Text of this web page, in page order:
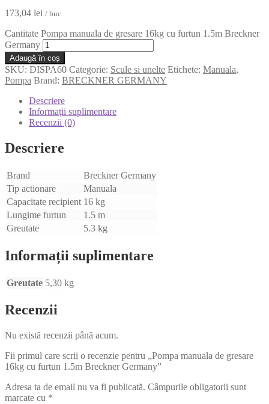
173,04 lei / buc
Cantitate Pompa manuala de gresare 16kg cu furtun 1.5m Breckner
Germany
Adaugă în coș
SKU: DISPA60 Categorie: Scule si unelte Etichete: Manuala,
Pompa Brand: BRECKNER GERMANY
Descriere
Informații suplimentare
Recenzii (0)
Descriere
Brand
Breckner Germany
Tip actionare
Manuala
Capacitate recipient 16 kg
Lungime furtun
1.5 m
Greutate
5.3 kg
Informații suplimentare
Greutate 5,30 kg
Recenzii
Nu există recenzii până acum.
Fii primul care scrii o recenzie pentru „Pompa manuala de gresare
16kg cu furtun 1.5m Breckner Germany”
Adresa ta de email nu va fi publicată. Câmpurile obligatorii sunt
marcate cu *